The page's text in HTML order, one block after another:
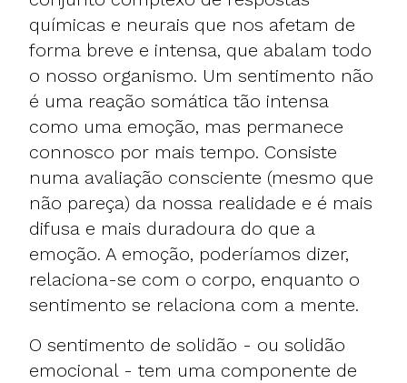
químicas e neurais que nos afetam de
forma breve e intensa, que abalam todo
o nosso organismo. Um sentimento não
é uma reação somática tão intensa
como uma emoção, mas permanece
connosco por mais tempo. Consiste
numa avaliação consciente (mesmo que
não pareça) da nossa realidade e é mais
difusa e mais duradoura do que a
emoção. A emoção, poderíamos dizer,
relaciona-se com o corpo, enquanto o
sentimento se relaciona com a mente.
O sentimento de solidão - ou solidão
emocional - tem uma componente de